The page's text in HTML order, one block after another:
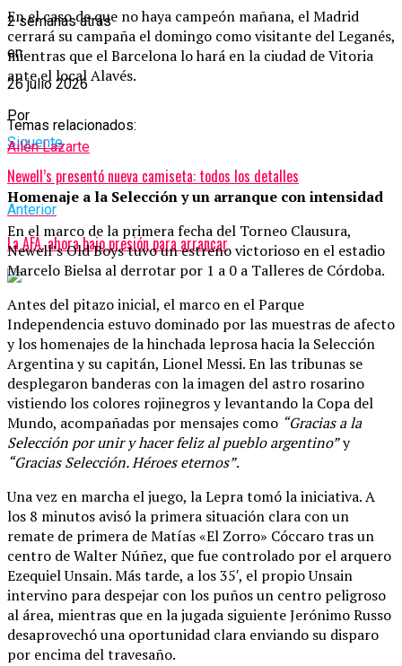
En el caso de que no haya campeón mañana, el Madrid
cerrará su campaña el domingo como visitante del Leganés,
mientras que el Barcelona lo hará en la ciudad de Vitoria
ante el local Alavés.
Temas relacionados:
Siguente
Newell’s presentó nueva camiseta: todos los detalles
Anterior
La AFA, ahora bajo presión para arrancar
2 semanas atrás
en
26 julio 2026
Por
Ailén Lazarte
Homenaje a la Selección y un arranque con intensidad
En el marco de la primera fecha del Torneo Clausura,
Newell’s Old Boys tuvo un estreno victorioso en el estadio
Marcelo Bielsa al derrotar por 1 a 0 a Talleres de Córdoba.
Antes del pitazo inicial, el marco en el Parque
Independencia estuvo dominado por las muestras de afecto
y los homenajes de la hinchada leprosa hacia la Selección
Argentina y su capitán, Lionel Messi. En las tribunas se
desplegaron banderas con la imagen del astro rosarino
vistiendo los colores rojinegros y levantando la Copa del
Mundo, acompañadas por mensajes como “Gracias a la
Selección por unir y hacer feliz al pueblo argentino”y
“Gracias Selección. Héroes eternos”.
Una vez en marcha el juego, la Lepra tomó la iniciativa. A
los 8 minutos avisó la primera situación clara con un
remate de primera de Matías «El Zorro» Cóccaro tras un
centro de Walter Núñez, que fue controlado por el arquero
Ezequiel Unsain. Más tarde, a los 35′, el propio Unsain
intervino para despejar con los puños un centro peligroso
al área, mientras que en la jugada siguiente Jerónimo Russo
desaprovechó una oportunidad clara enviando su disparo
por encima del travesaño.